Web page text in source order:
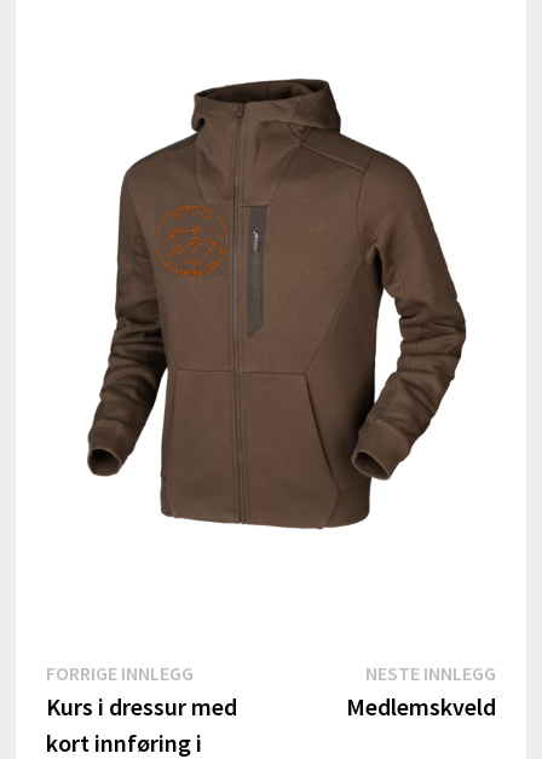
Innleggsnavigasjon
FORRIGE INNLEGGForrige
innlegg:
Kurs i dressur med
kort innføring i
NESTE INNLEGG
Medlemskveld